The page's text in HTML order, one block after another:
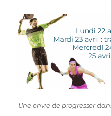
Une envie de progresser